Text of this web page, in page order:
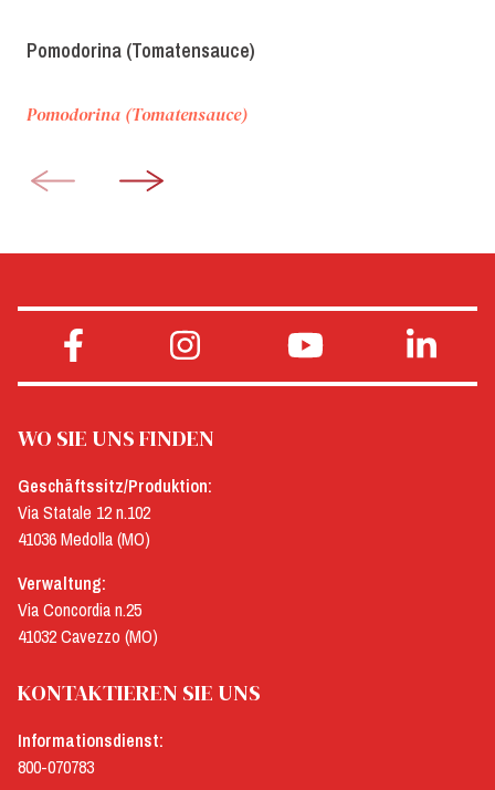
Pomodorina (Tomatensauce)
Pomodorina (Tomatensauce)
WO SIE UNS FINDEN
Geschäftssitz/Produktion:
Via Statale 12 n.102
41036 Medolla (MO)
Verwaltung:
Via Concordia n.25
41032 Cavezzo (MO)
KONTAKTIEREN SIE UNS
Informationsdienst:
800-070783